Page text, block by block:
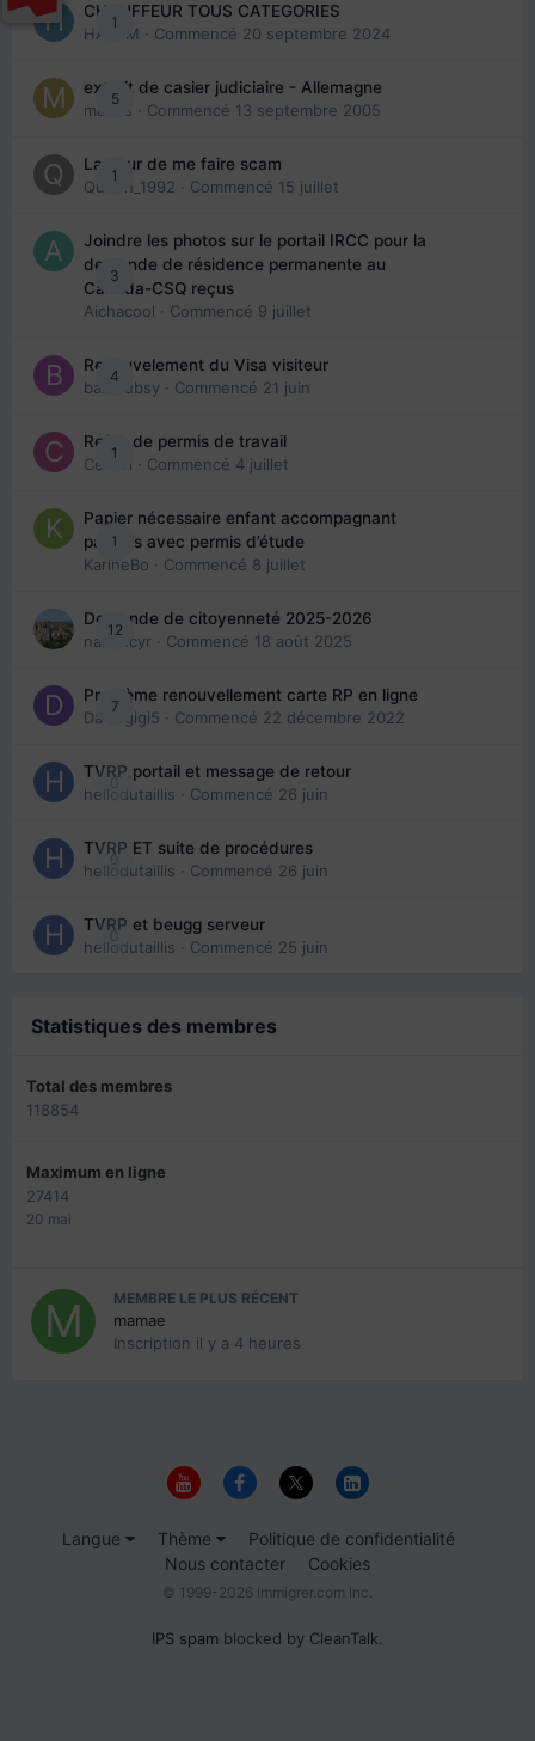
1
CHAUFFEUR TOUS CATEGORIES
HAZEM · Commencé 20 septembre 2024
5
extrait de casier judiciaire - Allemagne
maries · Commencé 13 septembre 2005
1
La peur de me faire scam
Queen_1992 · Commencé 15 juillet
3
Joindre les photos sur le portail IRCC pour la
demande de résidence permanente au
Canada-CSQ reçus
Aichacool · Commencé 9 juillet
4
Renouvelement du Visa visiteur
babibubsy · Commencé 21 juin
1
Refus de permis de travail
Cedbri · Commencé 4 juillet
1
Papier nécessaire enfant accompagnant
parents avec permis d’étude
KarineBo · Commencé 8 juillet
12
Demande de citoyenneté 2025-2026
nanancyr · Commencé 18 août 2025
7
Problème renouvellement carte RP en ligne
Davidgigi5 · Commencé 22 décembre 2022
0
TVRP portail et message de retour
hellodutaillis · Commencé 26 juin
0
TVRP ET suite de procédures
hellodutaillis · Commencé 26 juin
0
TVRP et beugg serveur
hellodutaillis · Commencé 25 juin
Statistiques des membres
Total des membres
118854
Maximum en ligne
27414
20 mai
MEMBRE LE PLUS RÉCENT
mamae
Inscription il y a 4 heures
Langue Thème
Politique de confidentialité
Nous contacter
Cookies
© 1999-2026 Immigrer.com Inc.
IPS spam blocked by CleanTalk.